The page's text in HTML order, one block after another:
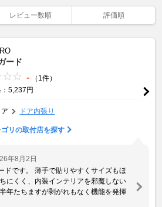
レビュー数順 評価順
ード
-
（1件）
5,237円
ドア内張り
リの取付店を探す
年8月2日
ドです。 薄手で貼りやすくサイズもほ
にくく、内装インテリアを邪魔しない
年たちますが剥がれもなく機能を発揮